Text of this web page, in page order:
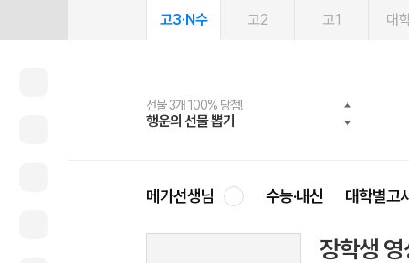
고3·N수 고2 고1 대
선물 3개 100% 당첨!
행운의 선물 뽑기
선물 100% 증정!
메가스터디 X 올리브
여름방학 스터디 캐시백
메가런 썸머스쿨
2027 러셀 단과
강사 공개선발
스마트러닝앱
설문 EVENT
메가패스
3일 무료 체험권
메가패스 수강생 무료혜택!
메가클럽 멤버십
사회공헌 캠페인
희망이룸 메가나눔
메가선생님 수능·내신 대학별고
장학생